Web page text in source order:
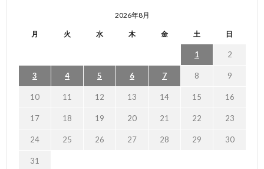
2026年8月
月 火 水 木 金 土 日
1 2
3 4 5 6 7 8 9
10 11 12 13 14 15 16
17 18 19 20 21 22 23
24 25 26 27 28 29 30
31